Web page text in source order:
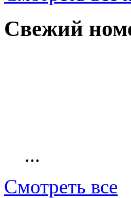
Свежий
...
Смотреть все